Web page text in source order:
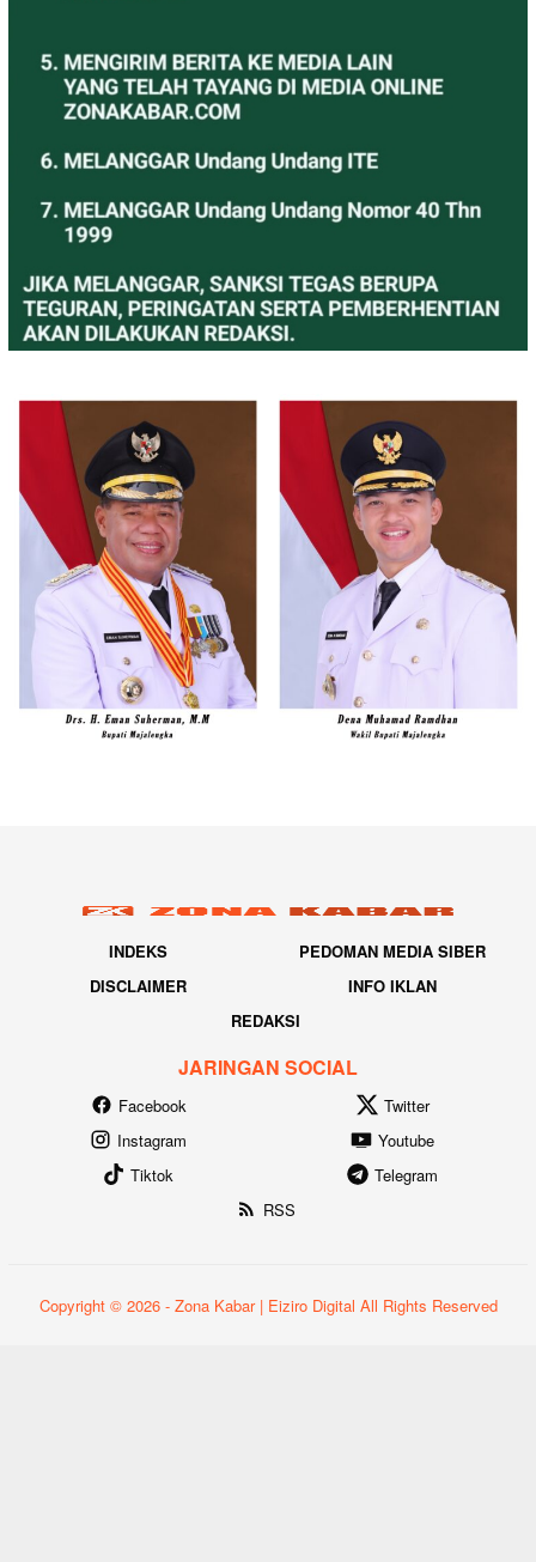
INDEKS
PEDOMAN MEDIA SIBER
DISCLAIMER
INFO IKLAN
REDAKSI
JARINGAN SOCIAL
Facebook
Twitter
Instagram
Youtube
Tiktok
Telegram
RSS
Copyright © 2026 - Zona Kabar | Eiziro Digital All Rights Reserved